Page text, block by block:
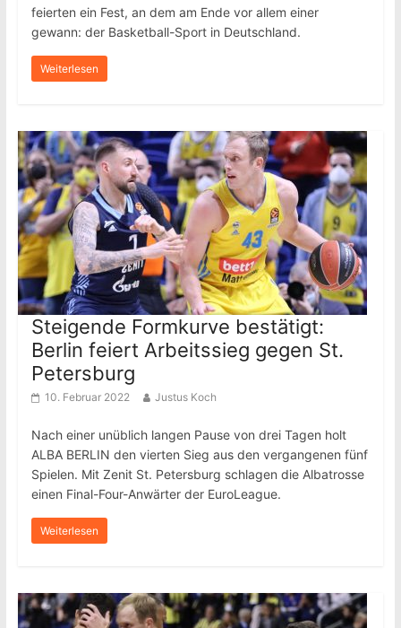
feierten ein Fest, an dem am Ende vor allem einer
gewann: der Basketball-Sport in Deutschland.
Weiterlesen
Steigende Formkurve bestätigt:
Berlin feiert Arbeitssieg gegen St.
Petersburg
10. Februar 2022 Justus Koch
Nach einer unüblich langen Pause von drei Tagen holt
ALBA BERLIN den vierten Sieg aus den vergangenen fünf
Spielen. Mit Zenit St. Petersburg schlagen die Albatrosse
einen Final-Four-Anwärter der EuroLeague.
Weiterlesen